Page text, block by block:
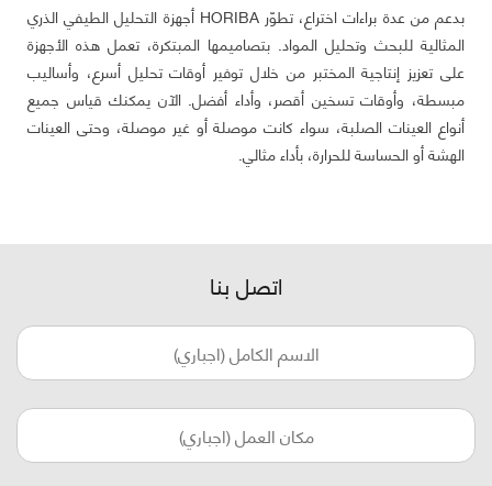
بدعم من عدة براءات اختراع، تطوّر HORIBA أجهزة التحليل الطيفي الذري
المثالية للبحث وتحليل المواد. بتصاميمها المبتكرة، تعمل هذه الأجهزة
على تعزيز إنتاجية المختبر من خلال توفير أوقات تحليل أسرع، وأساليب
مبسطة، وأوقات تسخين أقصر، وأداء أفضل. الآن يمكنك قياس جميع
أنواع العينات الصلبة، سواء كانت موصلة أو غير موصلة، وحتى العينات
الهشة أو الحساسة للحرارة، بأداء مثالي.
اتصل بنا